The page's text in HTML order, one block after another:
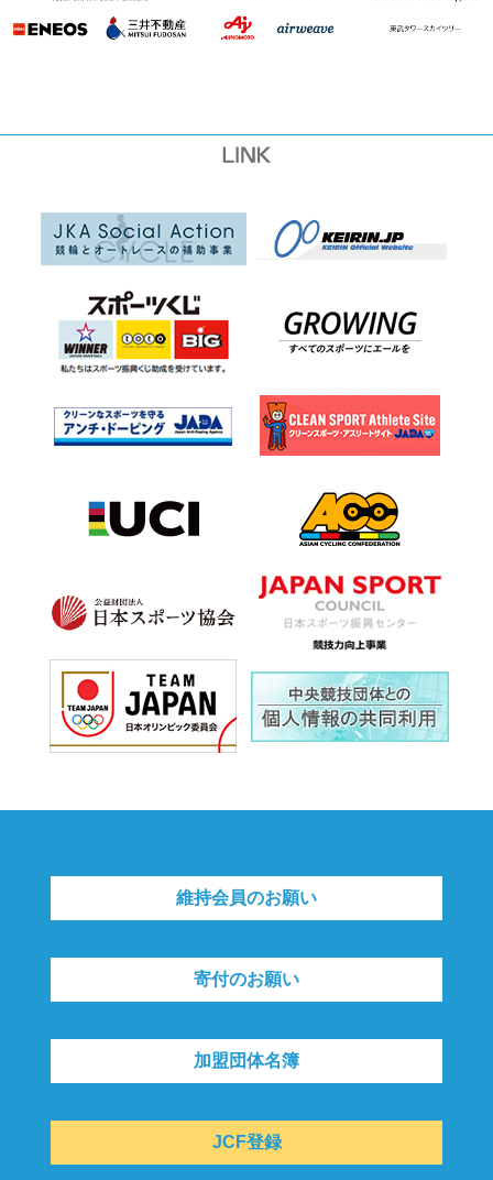
維持会員のお願い
寄付のお願い
加盟団体名簿
JCF登録